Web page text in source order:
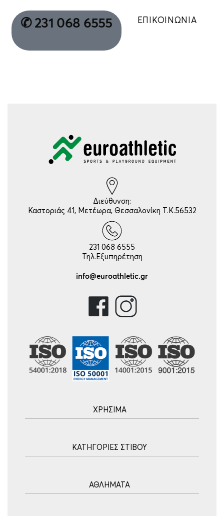
✆ 231 068 6555 ΕΠΙΚΟΙΝΩΝΙΑ
Διεύθυνση:
Καστοριάς 41, Μετέωρα, Θεσσαλονίκη Τ.Κ.56532
231 068 6555
Τηλ.Εξυπηρέτηση
info@euroathletic.gr
ΧΡΗΣΙΜΑ
Blog
Τρόποι Πληρωμής
ΚΑΤΗΓΟΡΙΕΣ ΣΤΙΒΟΥ
Σφυροβολία
ΑΘΛΗΜΑΤΑ